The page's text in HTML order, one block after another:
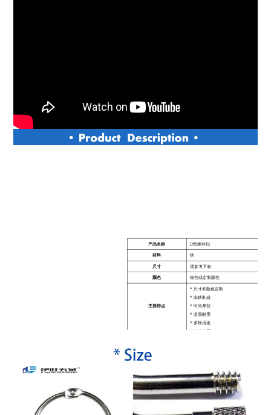
产品名称
D型螺丝扣
材料
铁
尺寸
请参考下表
颜色
银色或定制颜色
主要特点
* 尺寸和颜色定制
* 由铁制成
* 时尚摩登
* 坚固耐用
* 多种用途
* 方便实用
时尚与现代
交货时间
5-7天
包装
根据客户要求包装
T/T、支付宝、微信、银行转账等